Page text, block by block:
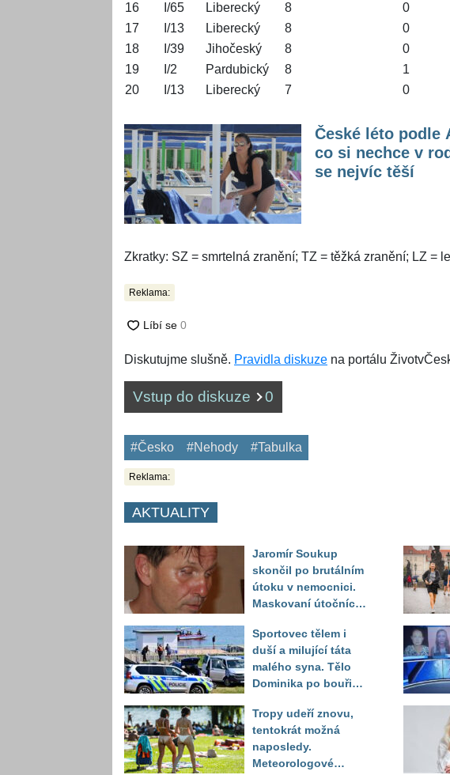
16
I/65 Liberecký 8 0
17
I/13 Liberecký 8 0
18
I/39 Jihočeský 8 0
19
I/2 Pardubický 8 1
20
I/13 Liberecký 7 0
České léto podle
co si nechce v
se nejvíc těší
Zkratky: SZ = smrtelná zranění; TZ = těžká zranění; LZ =
Reklama:
Diskutujme slušně. Pravidla diskuze na portálu
Vstup do diskuze 0
#Česko #Nehody #Tabulka
Reklama:
AKTUALITY
Jaromír Soukup
skončil po brutálním
útoku v nemocnici.
Maskovaní útočníci
baseballovou pálkou
Sportovec tělem i
duší a milující táta
malého syna. Tělo
Dominika po bouři
až druhý den
Tropy udeří znovu,
tentokrát možná
naposledy.
Meteorologové